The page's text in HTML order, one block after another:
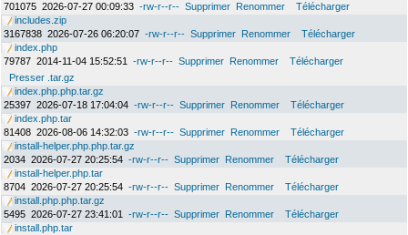
701075 2026-07-27 00:09:33 -rw-r--r-- Supprimer Renommer
Télécharger
includes.zip
3167838 2026-07-26 06:20:07 -rw-r--r-- Supprimer Renommer
Télécharger
index.php
79787 2014-11-04 15:52:51 -rw-r--r-- Supprimer Renommer
Télécharger
Presser .tar.gz
index.php.php.tar.gz
25397 2026-07-18 17:04:04 -rw-r--r-- Supprimer Renommer
Télécharger
index.php.tar
81408 2026-08-06 14:32:03 -rw-r--r-- Supprimer Renommer
Télécharger
install-helper.php.php.tar.gz
2034 2026-07-27 20:25:54 -rw-r--r-- Supprimer Renommer
Télécharger
install-helper.php.tar
8704 2026-07-27 20:25:54 -rw-r--r-- Supprimer Renommer
Télécharger
install.php.php.tar.gz
5495 2026-07-27 23:41:01 -rw-r--r-- Supprimer Renommer
Télécharger
install.php.tar